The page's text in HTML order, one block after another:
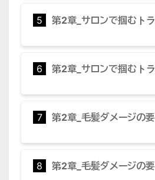
5 第2章_サロンで掴むト
6 第2章_サロンで掴むト
7 第2章_毛髪ダメージの
8 第2章_毛髪ダメージの